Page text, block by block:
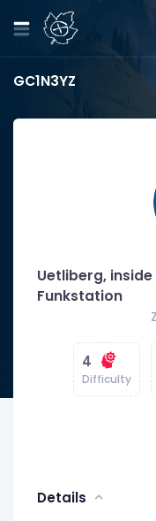
GC1N3YZ
Uetliberg,
Funkstation
4
Difficulty
Details